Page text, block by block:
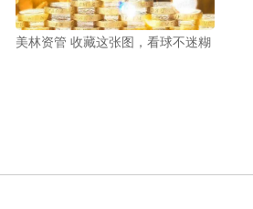
美林资管 收藏这张图，看球不迷糊